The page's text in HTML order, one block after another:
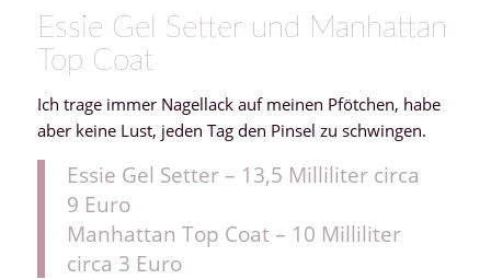
Essie Gel Setter und Manhattan
Top Coat
Ich trage immer Nagellack auf meinen Pfötchen, habe
aber keine Lust, jeden Tag den Pinsel zu schwingen.
Essie Gel Setter – 13,5 Milliliter circa
9 Euro
Manhattan Top Coat – 10 Milliliter
circa 3 Euro